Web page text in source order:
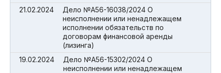
21.02.2024
Дело №А56-16038/2024 О
неисполнении или ненадлежащем
исполнении обязательств по
договорам финансовой аренды
(лизинга)
19.02.2024
Дело №А56-15302/2024 О
неисполнении или ненадлежащем